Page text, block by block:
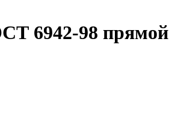
6942-98 прямой